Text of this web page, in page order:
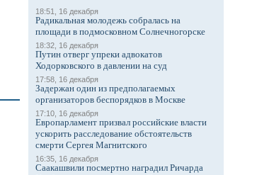
18:51, 16 декабря
Радикальная молодежь собралась на
площади в подмосковном Солнечногорске
18:32, 16 декабря
Путин отверг упреки адвокатов
Ходорковского в давлении на суд
17:58, 16 декабря
Задержан один из предполагаемых
организаторов беспорядков в Москве
17:10, 16 декабря
Европарламент призвал российские власти
ускорить расследование обстоятельств
смерти Сергея Магнитского
16:35, 16 декабря
Саакашвили посмертно наградил Ричарда